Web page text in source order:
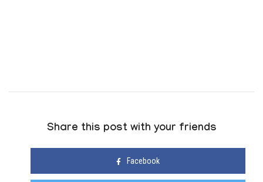
Share this post with your friends
Facebook